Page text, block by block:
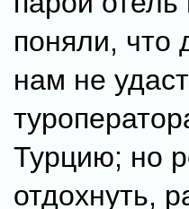
поняли, что
нам не
Турцию; но
отдохнуть,